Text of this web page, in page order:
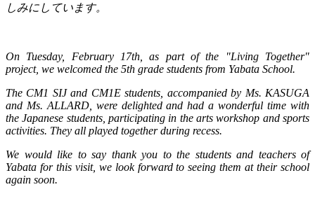
しみにしています。
On Tuesday, February 17th, as part of the "Living Together"
project, we welcomed the 5th grade students from Yabata School.
The CM1 SIJ and CM1E students, accompanied by Ms. KASUGA
and Ms. ALLARD, were delighted and had a wonderful time with
the Japanese students, participating in the arts workshop and sports
activities. They all played together during recess.
We would like to say thank you to the students and teachers of
Yabata for this visit, we look forward to seeing them at their school
again soon.